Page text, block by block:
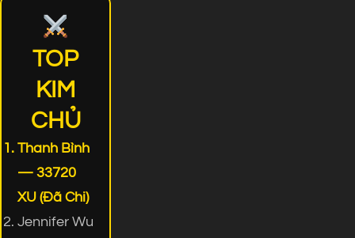
TOP
KIM
CHỦ
Thanh Bình
— 33720
XU (Đã Chi)
Jennifer Wu